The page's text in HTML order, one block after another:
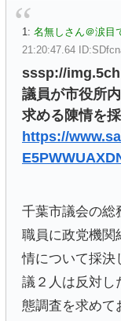
1: 名無しさん＠涙目
21:20:47.64
sssp://
議員が市役所
求める陳情を
https://
千葉市議会の総
職員に政党機関
情について採決
議２人は反対し
態調査を求めて